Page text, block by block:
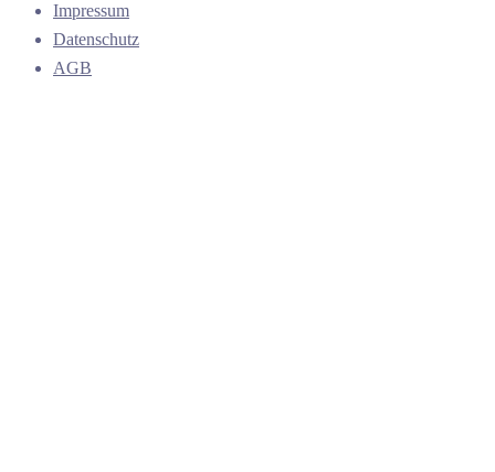
Impressum
Datenschutz
AGB